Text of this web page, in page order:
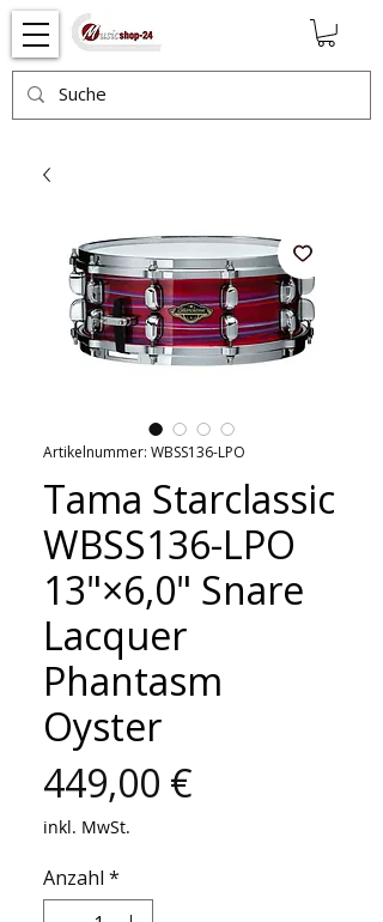
Artikelnummer: WBSS136-LPO
Tama Starclassic
WBSS136-LPO
13"×6,0" Snare
Lacquer
Phantasm
Oyster
449,00 €
inkl. MwSt.
Anzahl *